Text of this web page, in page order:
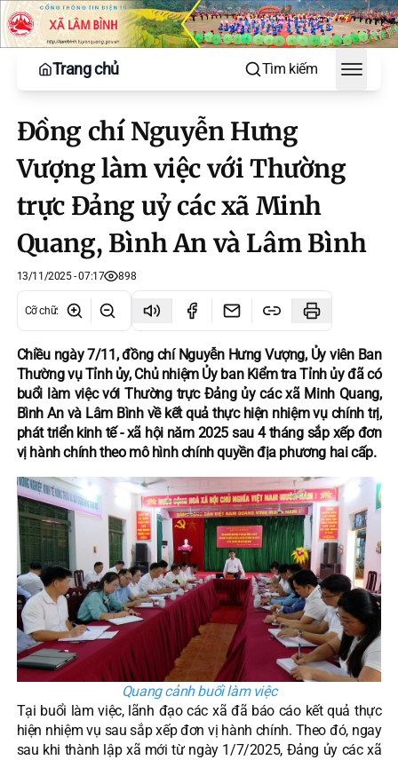
Trang chủ Tìm kiếm
Toggle
Đồng chí Nguyễn Hưng
Vượng làm việc với Thường
trực Đảng uỷ các xã Minh
Quang, Bình An và Lâm Bình
13/11/2025 - 07:17 898
Cỡ chữ:
Chiều ngày 7/11, đồng chí Nguyễn Hưng Vượng, Ủy viên Ban
Thường vụ Tỉnh ủy, Chủ nhiệm Ủy ban Kiểm tra Tỉnh ủy đã có
buổi làm việc với Thường trực Đảng ủy các xã Minh Quang,
Bình An và Lâm Bình về kết quả thực hiện nhiệm vụ chính trị,
phát triển kinh tế - xã hội năm 2025 sau 4 tháng sắp xếp đơn
vị hành chính theo mô hình chính quyền địa phương hai cấp.
Quang cảnh buổi làm việc
Tại buổi làm việc, lãnh đạo các xã đã báo cáo kết quả thực
hiện nhiệm vụ sau sắp xếp đơn vị hành chính. Theo đó, ngay
sau khi thành lập xã mới từ ngày 1/7/2025, Đảng ủy các xã